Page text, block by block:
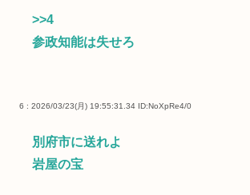
>>4
参政知能は失せろ
6 : 2026/03/23(月) 19:55:31.34 ID:NoXpRe4/0
別府市に送れよ
岩屋の宝